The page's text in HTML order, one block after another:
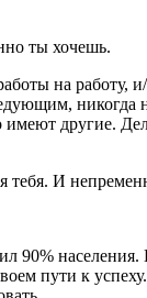
ты хочешь.
на работу,
другие.
тебя. И
90%
пути к